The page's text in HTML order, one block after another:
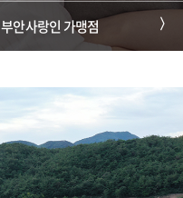
부안사랑인 가맹점